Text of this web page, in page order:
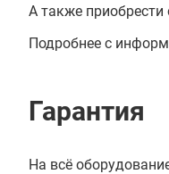
А также приобрести
Подробнее с
Гарантия
На всё